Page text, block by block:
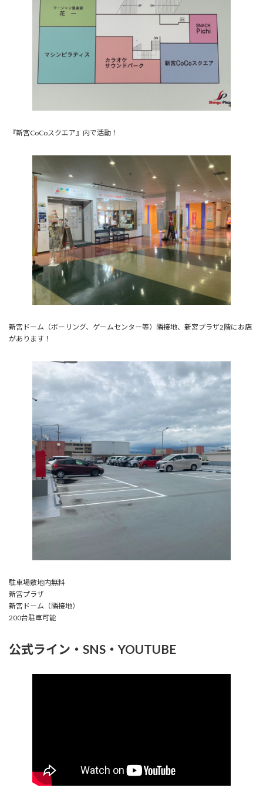
『新宮CoCoスクエア』内で活動！
新宮ドーム（ボーリング、ゲームセンター等）隣接地、新宮プラザ2階にお店
があります！
駐車場敷地内無料
新宮プラザ
新宮ドーム（隣接地）
200台駐車可能
公式ライン・SNS・YOUTUBE